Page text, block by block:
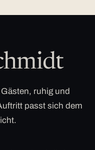
ruhig und
passt sich dem